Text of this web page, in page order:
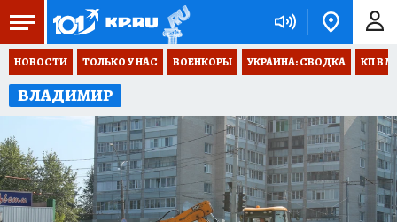
НОВОСТИ ТОЛЬКО У НАС ВОЕНКОРЫ УКРАИНА: СВОДКА КП В
ВЛАДИМИР